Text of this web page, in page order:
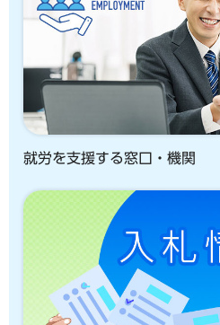
就労を支援する窓口・機関